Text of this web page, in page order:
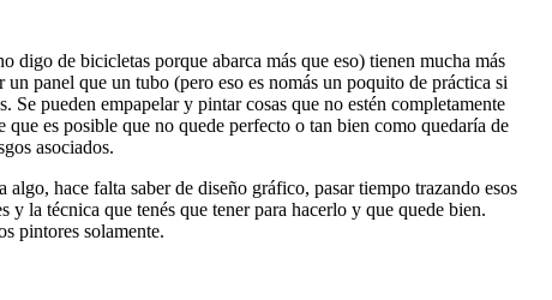
digo de bicicletas porque abarca más que eso) tienen mucha más
panel que un tubo (pero eso es nomás un poquito de práctica si
pueden empapelar y pintar cosas que no estén completamente
es posible que no quede perfecto o tan bien como quedaría de
asociados.
hace falta saber de diseño gráfico, pasar tiempo trazando esos
y la técnica que tenés que tener para hacerlo y que quede bien.
pintores solamente.